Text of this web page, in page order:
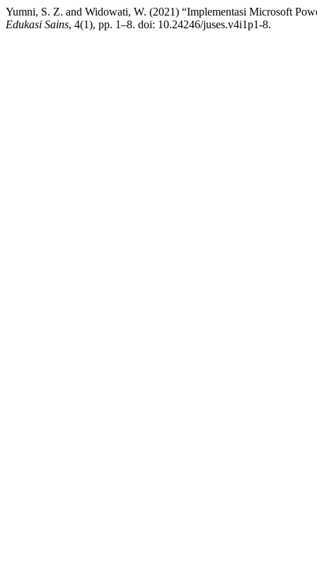
Yumni, S. Z. and Widowati, W. (2021) “Implementasi Microsoft
Edukasi Sains, 4(1), pp. 1–8. doi: 10.24246/juses.v4i1p1-8.